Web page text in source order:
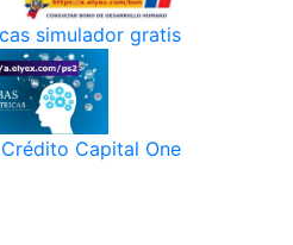
simulador gratis
Capital One